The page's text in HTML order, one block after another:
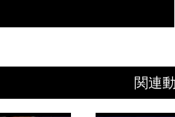
関連